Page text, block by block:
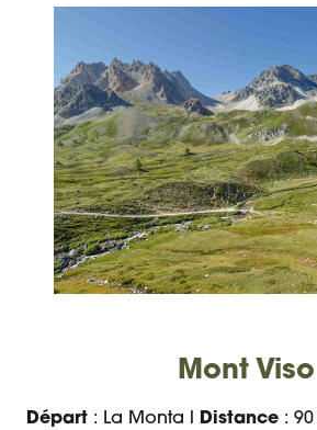
Mont Viso
Départ: La Monta l Distance: 90